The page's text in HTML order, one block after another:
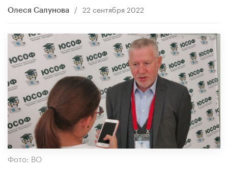
Олеся Салунова / 22 сентября 2022
Фото: ВО